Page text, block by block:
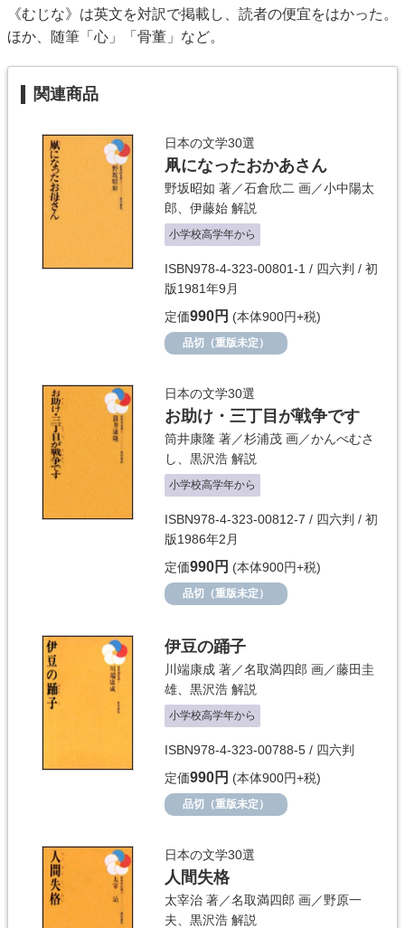
《むじな》は英文を対訳で掲載し、読者の便宜をはかった。
ほか、随筆「心」「骨董」など。
関連商品
日本の文学30選
凧になったおかあさん
野坂昭如 著／石倉欣二 画／小中陽太
郎
伊藤始 解説
小学校高学年から
ISBN978-4-323-00801-1 / 四六判 / 初
版1981年9月
定価990円 (本体900円+税)
品切（重版未定）
日本の文学30選
お助け・三丁目が戦争です
筒井康隆 著／杉浦茂 画／かんべむさ
し
黒沢浩 解説
小学校高学年から
ISBN978-4-323-00812-7 / 四六判 / 初
版1986年2月
定価990円 (本体900円+税)
品切（重版未定）
伊豆の踊子
川端康成 著／名取満四郎 画／藤田圭
雄
黒沢浩 解説
小学校高学年から
ISBN978-4-323-00788-5 / 四六判
定価990円 (本体900円+税)
品切（重版未定）
日本の文学30選
人間失格
太宰治 著／名取満四郎 画／野原一
夫
黒沢浩 解説